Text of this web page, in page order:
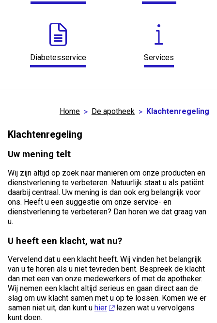
Diabetesservice Services
Home De apotheek Klachtenregeling
Klachtenregeling
Uw mening telt
Wij zijn altijd op zoek naar manieren om onze producten en
dienstverlening te verbeteren. Natuurlijk staat u als patiënt
daarbij centraal. Uw mening is dan ook erg belangrijk voor
ons. Heeft u een suggestie om onze service- en
dienstverlening te verbeteren? Dan horen we dat graag van
u.
U heeft een klacht, wat nu?
Vervelend dat u een klacht heeft. Wij vinden het belangrijk
van u te horen als u niet tevreden bent. Bespreek de klacht
dan met een van onze medewerkers of met de apotheker.
Wij nemen een klacht altijd serieus en gaan direct aan de
slag om uw klacht samen met u op te lossen. Komen we er
samen niet uit, dan kunt u hier
lezen wat u vervolgens
kunt doen.